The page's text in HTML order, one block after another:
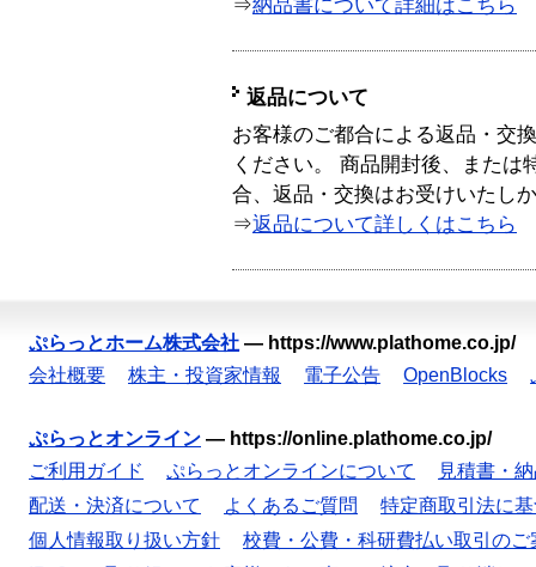
⇒納品書について詳細はこちら
返品について
お客様のご都合による返品・交
ください。 商品開封後、または
合、返品・交換はお受けいたし
⇒返品について詳しくはこちら
ぷらっとホーム株式会社 — https://www.plathome.co.jp/
会社概要
株主・投資家情報 電子公告 OpenBlocks
ぷらっとオンライン — https://online.plathome.co.jp/
ご利用ガイド
ぷらっとオンラインについて
見積書・
配送・決済について
よくあるご質問
特定商取引法に
個人情報取り扱い方針
校費・公費・科研費払い取引のご